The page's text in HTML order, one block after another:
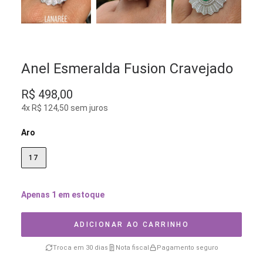
Anel Esmeralda Fusion Cravejado
R$ 498,00
4x R$ 124,50 sem juros
Aro
17
Apenas 1 em estoque
ADICIONAR AO CARRINHO
Troca em 30 dias Nota fiscal Pagamento seguro